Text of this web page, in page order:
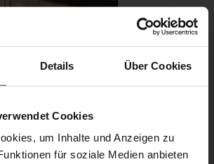
Details Über Cookies
Cookies
um Inhalte und Anzeigen zu
für soziale Medien anbieten